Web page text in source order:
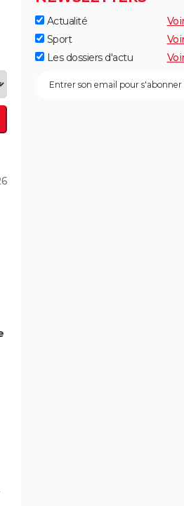
Actualité
Sport
Les dossiers d'actu